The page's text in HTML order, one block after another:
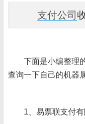
支付公司
下面是小编整理
查询一下自己的机器
1、易票联支付